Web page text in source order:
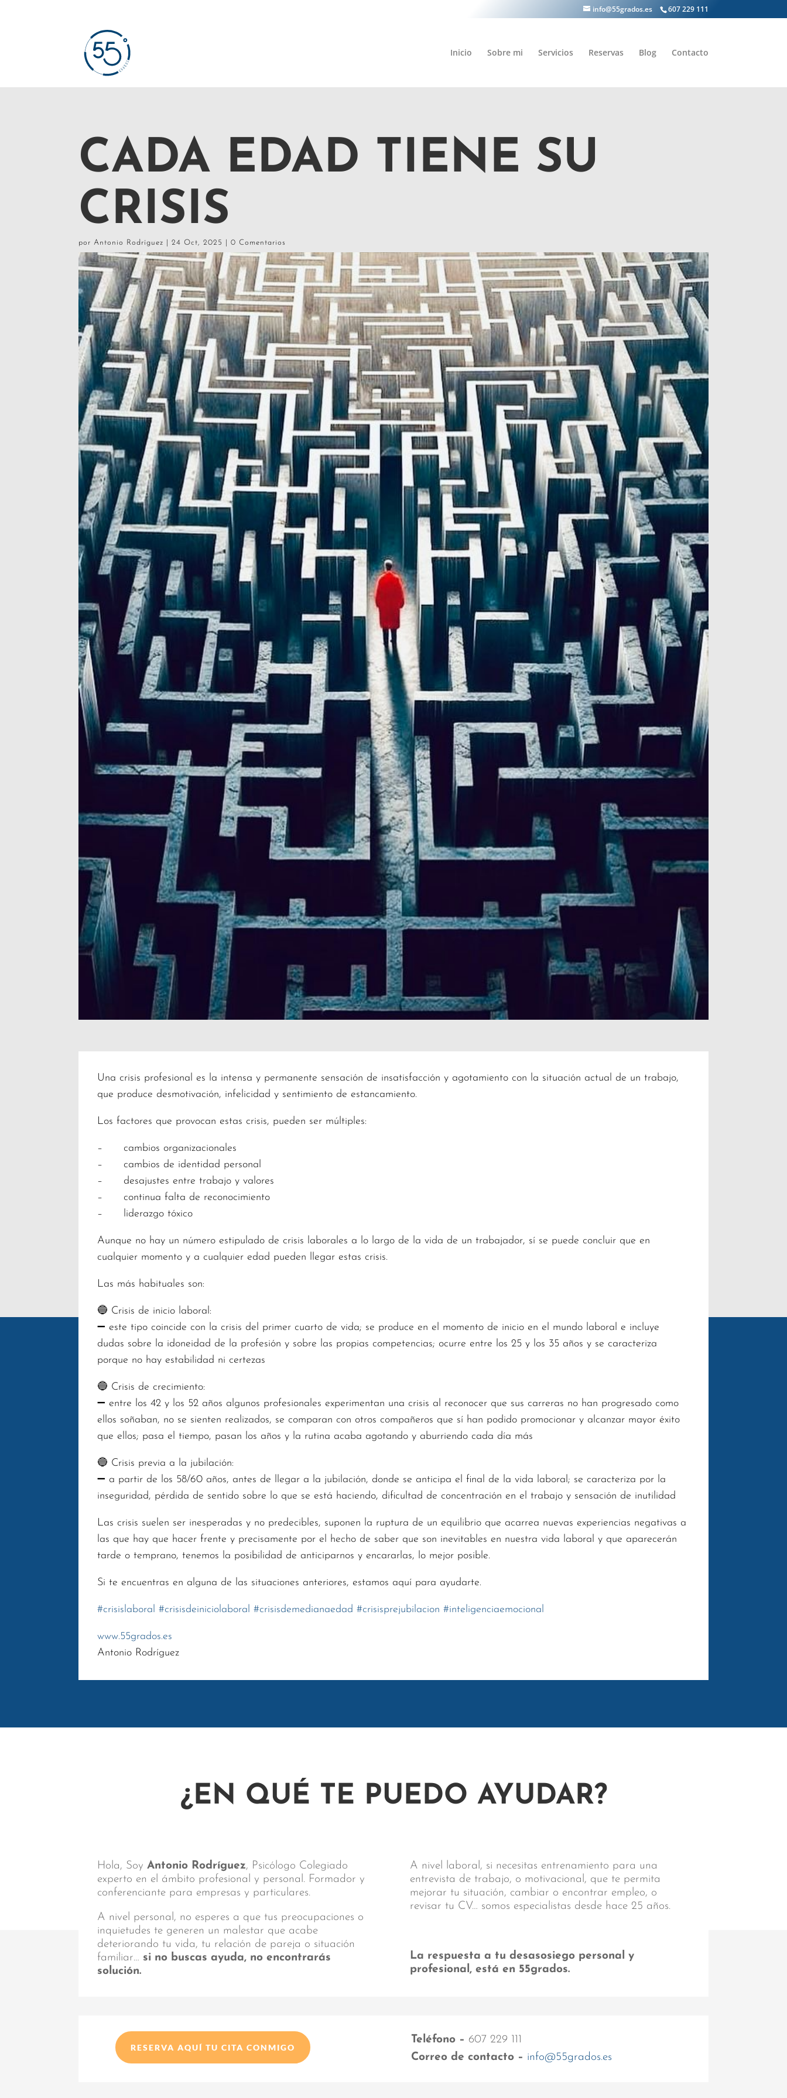
607 229 111
info@55grados.es
Inicio Sobre mi Servicios Reservas Blog Contacto
CADA EDAD TIENE SU
CRISIS
porAntonio Rodríguez |24 Oct, 2025 |0 Comentarios
Una crisis profesional es la intensa y permanente sensación de insatisfacción y agotamiento con la situación actual de un trabajo,
que produce desmotivación, infelicidad y sentimiento de estancamiento.
Los factores que provocan estas crisis, pueden ser múltiples:
– cambios organizacionales
– cambios de identidad personal
– desajustes entre trabajo y valores
– continua falta de reconocimiento
– liderazgo tóxico
Aunque no hay un número estipulado de crisis laborales a lo largo de la vida de un trabajador, sí se puede concluir que en
cualquier momento y a cualquier edad pueden llegar estas crisis.
Las más habituales son:
🔵 Crisis de inicio laboral:
➖ este tipo coincide con la crisis del primer cuarto de vida; se produce en el momento de inicio en el mundo laboral e incluye
dudas sobre la idoneidad de la profesión y sobre las propias competencias; ocurre entre los 25 y los 35 años y se caracteriza
porque no hay estabilidad ni certezas
🔵 Crisis de crecimiento:
➖ entre los 42 y los 52 años algunos profesionales experimentan una crisis al reconocer que sus carreras no han progresado como
ellos soñaban, no se sienten realizados, se comparan con otros compañeros que sí han podido promocionar y alcanzar mayor éxito
que ellos; pasa el tiempo, pasan los años y la rutina acaba agotando y aburriendo cada día más
🔵 Crisis previa a la jubilación:
➖ a partir de los 58/60 años, antes de llegar a la jubilación, donde se anticipa el final de la vida laboral; se caracteriza por la
inseguridad, pérdida de sentido sobre lo que se está haciendo, dificultad de concentración en el trabajo y sensación de inutilidad
Las crisis suelen ser inesperadas y no predecibles, suponen la ruptura de un equilibrio que acarrea nuevas experiencias negativas a
las que hay que hacer frente y precisamente por el hecho de saber que son inevitables en nuestra vida laboral y que aparecerán
tarde o temprano, tenemos la posibilidad de anticiparnos y encararlas, lo mejor posible.
Si te encuentras en alguna de las situaciones anteriores, estamos aquí para ayudarte.
#crisislaboral #crisisdeiniciolaboral #crisisdemedianaedad#crisisprejubilacion #inteligenciaemocional
www.55grados.es
Antonio Rodríguez
¿EN QUÉ TE PUEDO AYUDAR?
Hola, SoyAntonio Rodríguez, Psicólogo Colegiado
experto en el ámbito profesional y personal. Formador y
conferenciante para empresas y particulares.
A nivel personal, no esperes a que tus preocupaciones o
inquietudes te generen un malestar que acabe
deteriorando tu vida, tu relación de pareja o situación
familiar… si no buscas ayuda, no encontrarás
solución.
A nivel laboral, si necesitas entrenamiento para una
entrevista de trabajo, o motivacional, que te permita
mejorar tu situación, cambiar o encontrar empleo, o
revisar tu CV… somos especialistas desde hace 25 años.
La respuesta a tu desasosiego personal y
profesional, está en 55grados.
RESERVA AQUÍ TU CITA CONMIGO
Teléfono – 607 229 111
Correo de contacto – info@55grados.es